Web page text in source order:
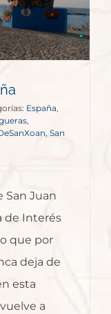
España,
,
, San
San Juan
de Interés
que por
deja de
esta
a